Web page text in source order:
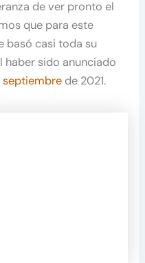
de ver pronto el
que para este
basó casi toda su
haber sido anunciado
septiembre de 2021.